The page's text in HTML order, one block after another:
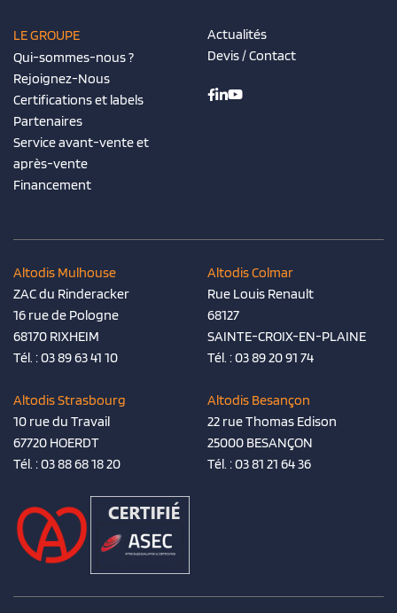
LE GROUPE
Qui-sommes-nous ?
Rejoignez-Nous
Certifications et labels
Partenaires
Service avant-vente et
après-vente
Financement
Actualités
Devis / Contact
Altodis Mulhouse
ZAC du Rinderacker
16 rue de Pologne
68170 RIXHEIM
Tél. :03 89 63 41 10
Altodis Colmar
Rue Louis Renault
68127
SAINTE-CROIX-EN-PLAINE
Tél. :03 89 20 91 74
Altodis Strasbourg
10 rue du Travail
67720 HOERDT
Tél. :03 88 68 18 20
Altodis Besançon
22 rue Thomas Edison
25000 BESANÇON
Tél. :03 81 21 64 36